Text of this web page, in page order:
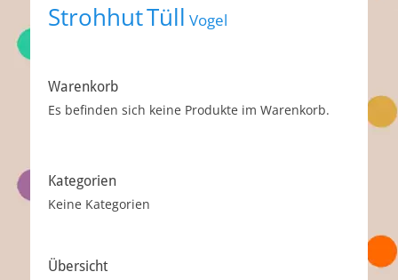
StrohhutTüll Vogel
Warenkorb
Es befinden sich keine Produkte im Warenkorb.
Kategorien
Keine Kategorien
Übersicht